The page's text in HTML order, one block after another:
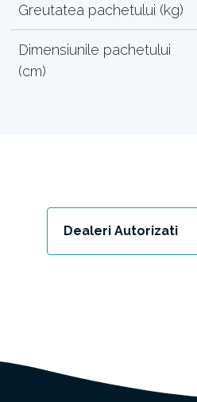
Greutatea pachetului (kg)
Dimensiunile pachetului
(cm)
Dealeri Autorizati